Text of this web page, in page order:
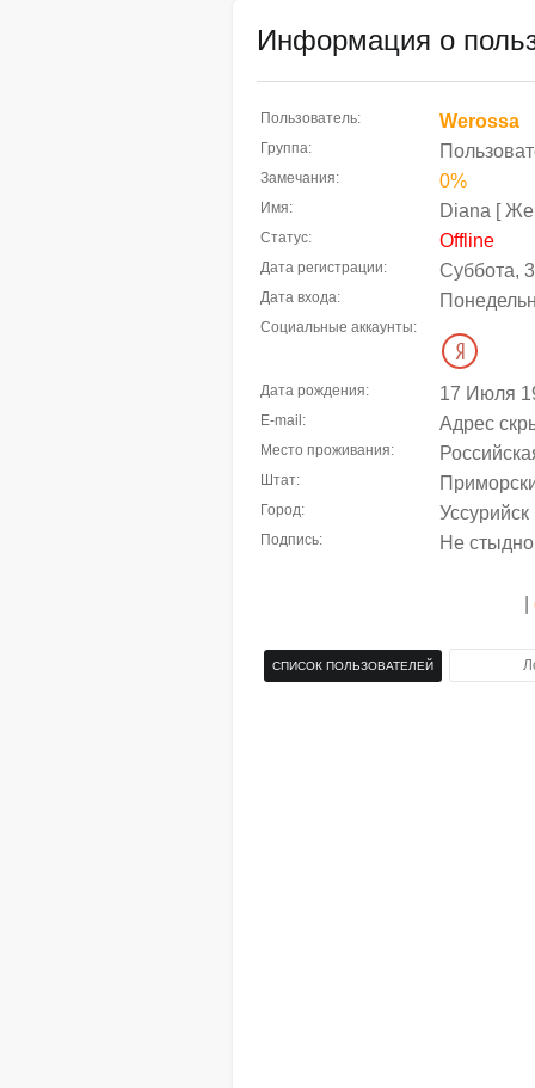
Информация о
Пользователь: Werossa
Группа:
Замечания: 0%
Имя: Diana [
Статус: Offline
Дата регистрации: Суббота,
Дата входа:
Социальные аккаунты:
Дата рождения: 17 Июля
E-mail: Адрес
Место проживания:
Штат:
Город: Уссурийск
Подпись: Не стыдно
|